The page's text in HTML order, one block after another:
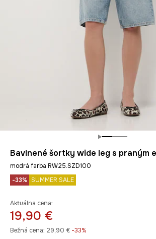
Bavlnené šortky wide leg s praným
modrá farba RW25.SZD100
-33% SUMMER SALE
Aktuálna cena:
19,90 €
Bežná cena: 29,90 € -33%